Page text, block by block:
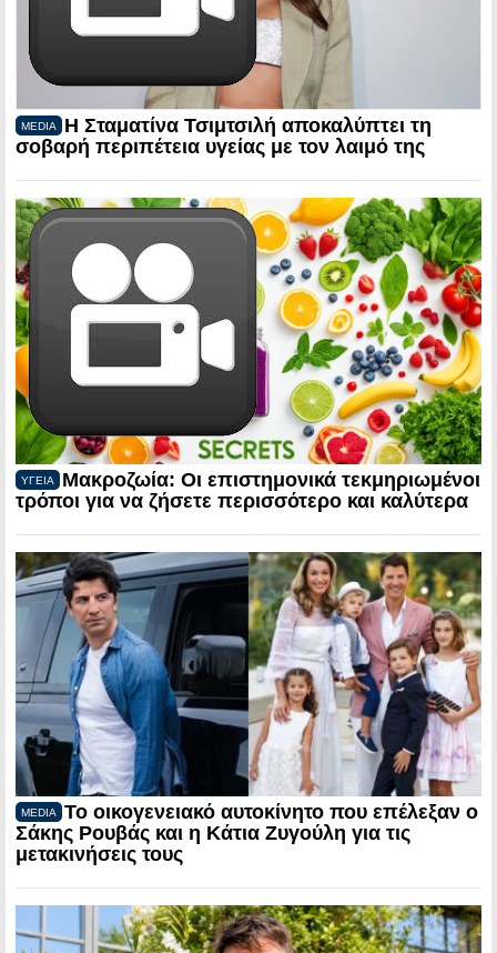
MEDIA
Η Σταματίνα Τσιμτσιλή αποκαλύπτει τη
σοβαρή περιπέτεια υγείας με τον λαιμό της
ΥΓΕΙΑ
Μακροζωία: Οι επιστημονικά τεκμηριωμένοι
τρόποι για να ζήσετε περισσότερο και καλύτερα
MEDIA
Το οικογενειακό αυτοκίνητο που επέλεξαν ο
Σάκης Ρουβάς και η Κάτια Ζυγούλη για τις
μετακινήσεις τους